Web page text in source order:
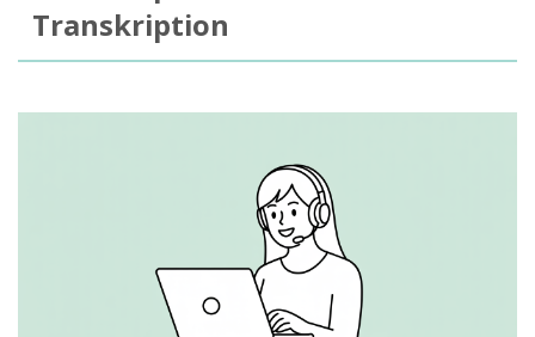
Transkription